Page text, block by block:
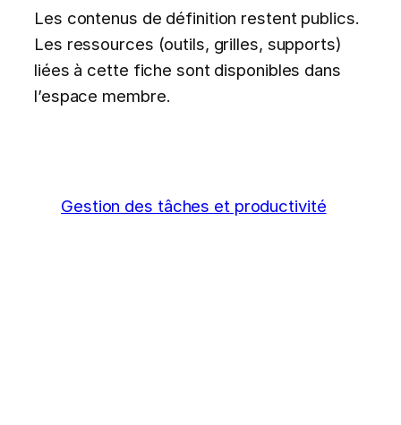
Les contenus de définition restent publics.
Les ressources (outils, grilles, supports)
liées à cette fiche sont disponibles dans
l’espace membre.
Gestion des tâches et productivité